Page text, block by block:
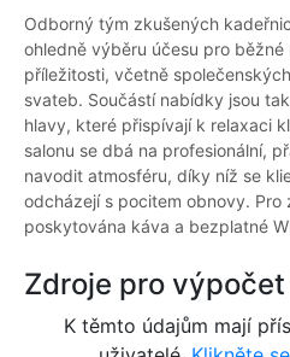
Odborný tým zkušených
ohledně výběru účesu pro běžné
příležitosti, včetně
svateb. Součástí nabídky jsou
hlavy, které přispívají k relaxaci
salonu se dbá na profesionální,
navodit atmosféru, díky níž se
odcházejí s pocitem obnovy. Pro
poskytována káva a bezplatné
Zdroje pro
K těmto údajům mají